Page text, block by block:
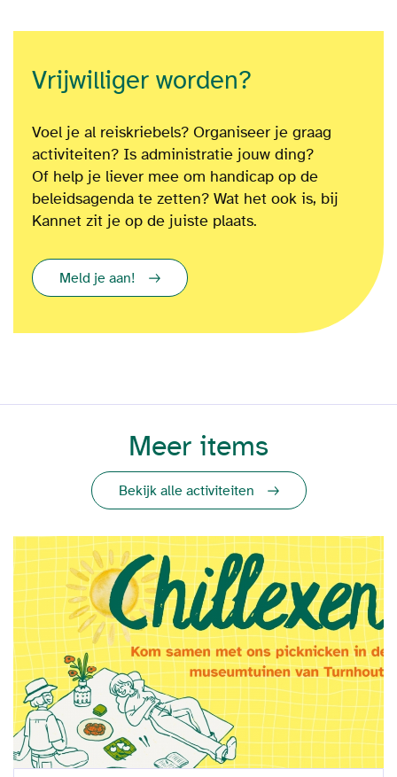
Vrijwilliger worden?
Voel je al reiskriebels? Organiseer je graag
activiteiten? Is administratie jouw ding?
Of help je liever mee om handicap op de
beleidsagenda te zetten? Wat het ook is, bij
Kannet zit je op de juiste plaats.
Meld je aan!
Meer items
Bekijk alle activiteiten